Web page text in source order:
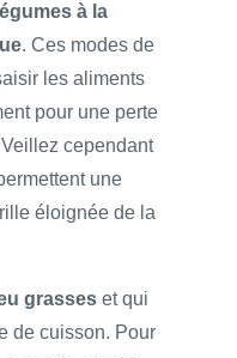
à la
. Ces modes de
les aliments
pour une perte
cependant
une
éloignée de la
grasses et qui
de cuisson. Pour